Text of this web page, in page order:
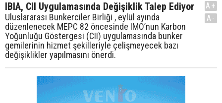
IBIA, CII Uygulamasında Değişiklik Talep Ediyor
Uluslararası Bunkerciler Birliği , eylül ayında
düzenlenecek MEPC 82 öncesinde IMO’nun Karbon
Yoğunluğu Göstergesi (CII) uygulamasında bunker
gemilerinin hizmet şekilleriyle çelişmeyecek bazı
değişiklikler yapılmasını önerdi.
A+
A-